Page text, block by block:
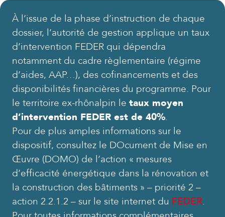
À l’issue de la phase d’instruction de chaque
dossier, l’autorité de gestion applique un taux
d’intervention FEDER qui dépendra
notamment du cadre règlementaire (régime
d’aides, AAP…), des cofinancements et des
disponibilités financières du programme. Pour
le territoire ex-rhônalpin le taux moyen
d’intervention FEDER est de 40%.
Pour de plus amples informations sur le
dispositif, consultez le DOcument de Mise en
Œuvre (DOMO) de l’action « mesures
d’efficacité énergétique dans la rénovation et
la construction des bâtiments » – priorité 2 –
action 2.2.1.2 – sur le site internet du FEDER.